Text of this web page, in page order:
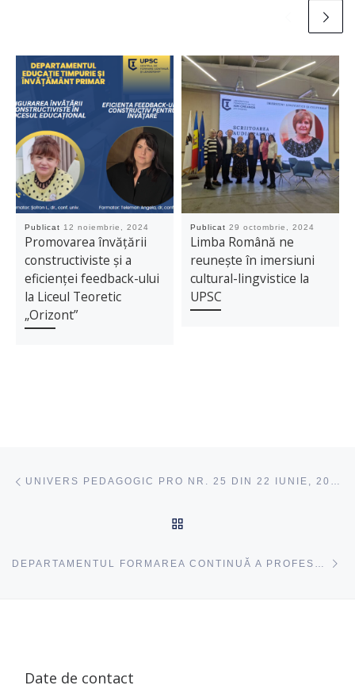
Publicat 12 noiembrie, 2024
Promovarea învățării
constructiviste și a
eficienței feedback-ului
la Liceul Teoretic
„Orizont”
Publicat29 octombrie, 2024
Limba Română ne
reunește în imersiuni
cultural-lingvistice la
UPSC
UNIVERS PEDAGOGIC PRO NR. 25 DIN 22 IUNIE, 2022!
Date de contact